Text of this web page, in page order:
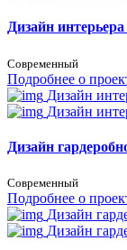
Дизайн
Современный
Подробнее о
Дизайн
Дизайн
Дизайн
Современный
Подробнее о
Дизайн
Дизайн